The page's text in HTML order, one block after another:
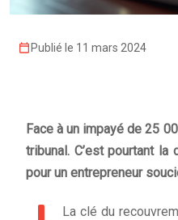
Publié le 11 mars 2024
Face à un impayé de 25
tribunal. C’est pourtant
pour un entrepreneur
La clé du